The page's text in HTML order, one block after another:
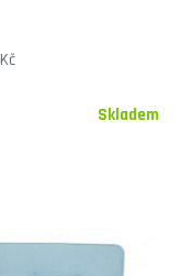
Kč
Skladem